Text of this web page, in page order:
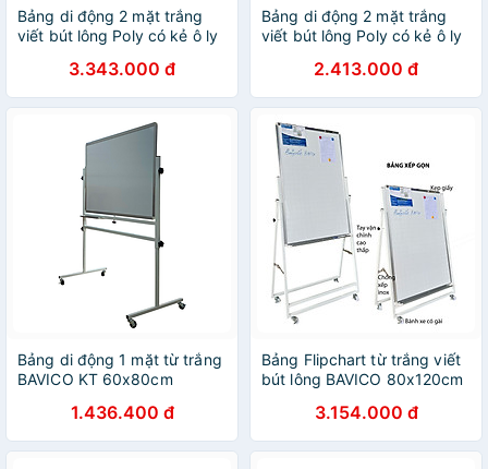
Bảng di động 2 mặt trắng
viết bút lông Poly có kẻ ô ly
3.343.000 đ
Bảng di động 2 mặt trắng
viết bút lông Poly có kẻ ô ly
2.413.000 đ
Bảng di động 1 mặt từ trắng
BAVICO KT 60x80cm
1.436.400 đ
Bảng Flipchart từ trắng viết
bút lông BAVICO 80x120cm
3.154.000 đ